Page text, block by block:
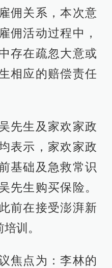
佣关系，本次意
佣活动过程中，
存在疏忽大意或
相应的赔偿责任
先生及家欢家政
表示，家欢家政
基础及急救常识
先生购买保险。
前在接受澎湃新
训。
焦点为：李林的